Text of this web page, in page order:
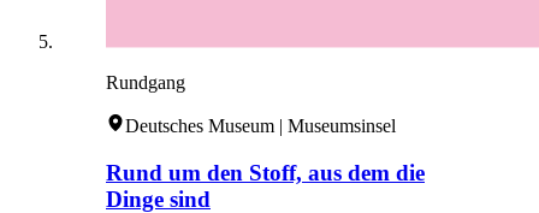
Rundgang
Deutsches Museum | Museumsinsel
Rund um den Stoff, aus dem die
Dinge sind